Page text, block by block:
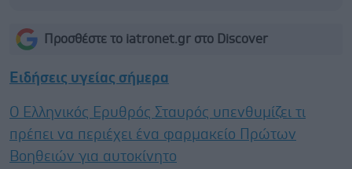
Προσθέστε το iatronet.gr στο Discover
Ειδήσεις υγείας σήμερα
Ο Ελληνικός Ερυθρός Σταυρός υπενθυμίζει τι
πρέπει να περιέχει ένα φαρμακείο Πρώτων
Βοηθειών για αυτοκίνητο